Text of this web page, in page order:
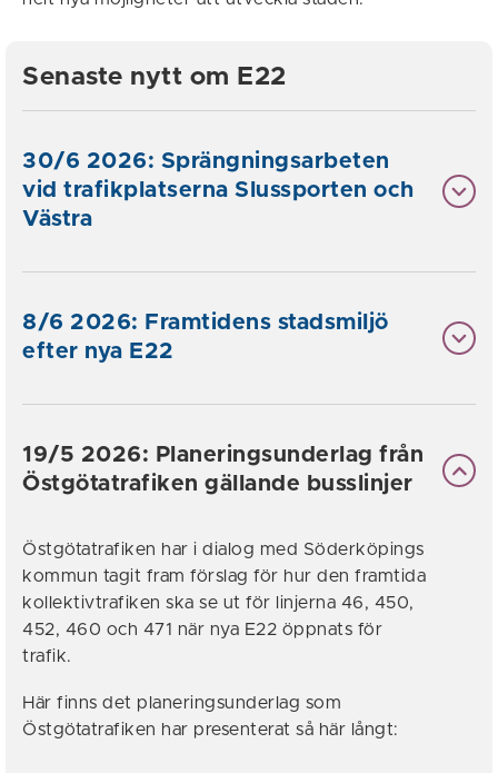
Senaste nytt om E22
30/6 2026: Sprängningsarbeten
vid trafikplatserna Slussporten och
Västra
8/6 2026: Framtidens stadsmiljö
efter nya E22
19/5 2026: Planeringsunderlag från
Östgötatrafiken gällande busslinjer
Östgötatrafiken har i dialog med Söderköpings
kommun tagit fram förslag för hur den framtida
kollektivtrafiken ska se ut för linjerna 46, 450,
452, 460 och 471 när nya E22 öppnats för
trafik.
Här finns det planeringsunderlag som
Östgötatrafiken har presenterat så här långt: